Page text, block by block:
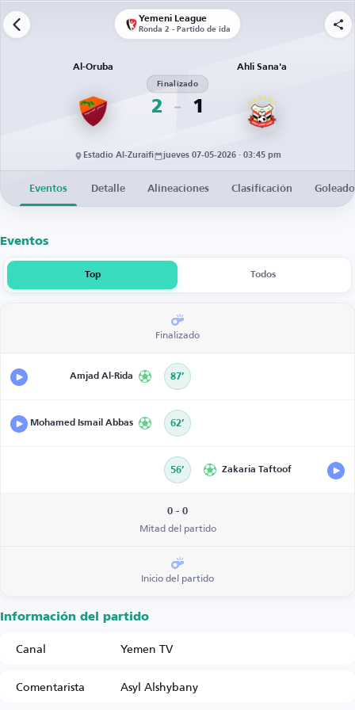
Yemeni League
Ronda 2 - Partido de ida
Al-Oruba
2
Finalizado
1
Ahli Sana'a
Estadio Al-Zuraifi jueves 07-05-2026 · 03:45 pm
Eventos Detalle Alineaciones Clasificación
Eventos
Top Todos
Finalizado
Amjad Al-Rida 87’
Mohamed Ismail Abbas 62’
56’ Zakaria Taftoof
0 - 0
Mitad del partido
Inicio del partido
Información del partido
Canal
Yemen TV
Comentarista
Asyl Alshybany